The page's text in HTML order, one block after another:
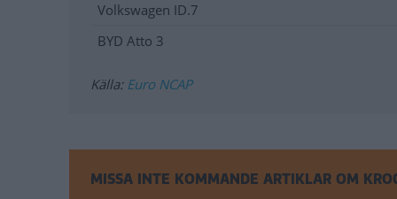
Volkswagen ID.7
BYD Atto 3
Källa: Euro NCAP
MISSA INTE KOMMANDE ARTIKLAR OM